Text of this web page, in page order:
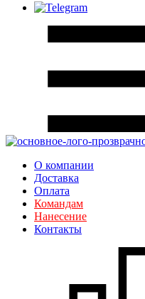
О компании
Доставка
Оплата
Командам
Нанесение
Контакты